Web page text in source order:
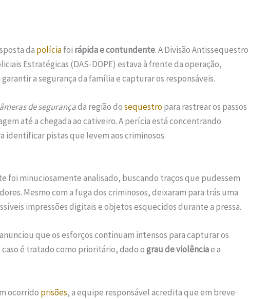
da políciafoi rápida e contundente. A Divisão Antissequestro
Estratégicas (DAS-DOPE) estava à frente da operação,
a segurança da família e capturar os responsáveis.
de segurançada região dosequestropara rastrear os passos
até a chegada ao cativeiro. A perícia está concentrando
identificar pistas que levem aos criminosos.
foi minuciosamente analisado, buscando traços que pudessem
Mesmo com a fuga dos criminosos, deixaram para trás uma
impressões digitais e objetos esquecidos durante a pressa.
anunciou que os esforços continuam intensos para capturar os
é tratado como prioritário, dado ograu de violênciae a
ocorrido prisões, a equipe responsável acredita que em breve